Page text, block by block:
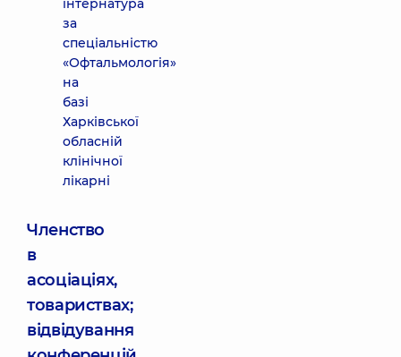
інтернатура
за
спеціальністю
«Офтальмологія»
на
базі
Харківської
обласній
клінічної
лікарні
Членство
в
асоціаціях,
товариствах;
відвідування